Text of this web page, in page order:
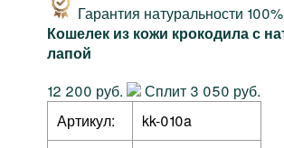
Гарантия натуральности 100%
Кошелек из кожи крокодила с
лапой
12 200 руб.
Сплит 3 050 руб.
Артикул:
kk-010a